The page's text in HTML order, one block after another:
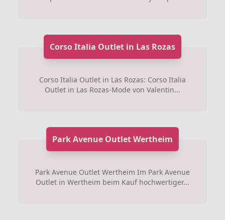
Corso Italia Outlet in Las Rozas
Corso Italia Outlet in Las Rozas: Corso Italia
Outlet in Las Rozas-Mode von Valentin...
Park Avenue Outlet Wertheim
Park Avenue Outlet Wertheim Im Park Avenue
Outlet in Wertheim beim Kauf hochwertiger...